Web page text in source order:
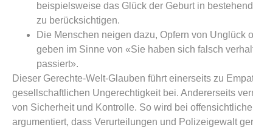
beispielsweise das Glück der Geburt in
zu berücksichtigen.
Die Menschen neigen dazu, Opfern von Unglück
geben im Sinne von «Sie haben sich falsch
passiert».
Dieser Gerechte-Welt-Glauben führt einerseits zu
gesellschaftlichen Ungerechtigkeit bei. Andererseits
von Sicherheit und Kontrolle. So wird bei
argumentiert, dass Verurteilungen und Polizeigewalt